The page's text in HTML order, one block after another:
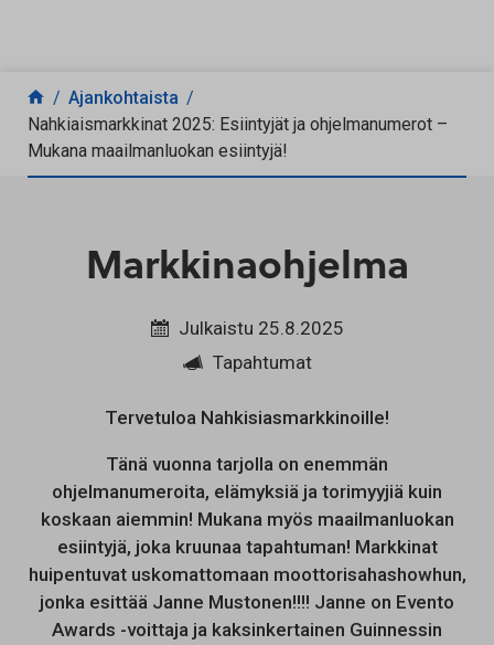
Siirry sisältöön
Ajankohtaista
Nahkiaismarkkinat 2025: Esiintyjät ja ohjelmanumerot –
Mukana maailmanluokan esiintyjä!
Markkinaohjelma
Julkaistu 25.8.2025
Tapahtumat
Tervetuloa Nahkisiasmarkkinoille!
Tänä vuonna tarjolla on enemmän
ohjelmanumeroita, elämyksiä ja torimyyjiä kuin
koskaan aiemmin! Mukana myös maailmanluokan
esiintyjä, joka kruunaa tapahtuman! Markkinat
huipentuvat uskomattomaan moottorisahashowhun,
jonka esittää Janne Mustonen!!!! Janne on Evento
Awards -voittaja ja kaksinkertainen Guinnessin